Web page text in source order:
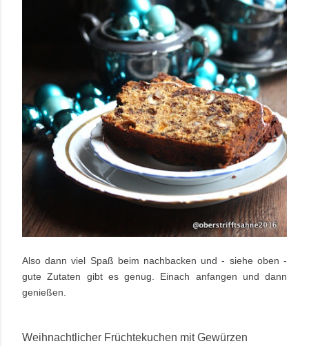
Also dann viel Spaß beim nachbacken und - siehe oben -
gute Zutaten gibt es genug. Einach anfangen und dann
genießen.
Weihnachtlicher Früchtekuchen mit Gewürzen